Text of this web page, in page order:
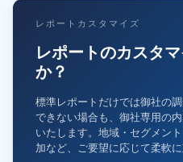
レポートカスタマイズ
レポートのカスタ
か？
標準レポートだけでは御社の
できない場合も、御社専用の
いたします。地域・セグメン
加など、ご要望に応じて柔軟に